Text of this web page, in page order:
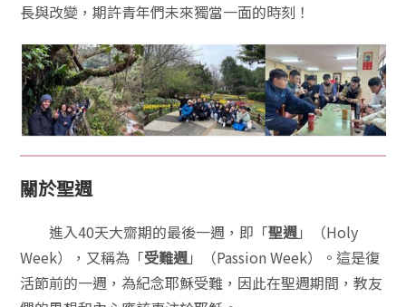
長與改變，期許青年們未來獨當一面的時刻！
關於聖週
進入40天大齋期的最後一週，即「聖週」（Holy
Week），又稱為「受難週」（Passion Week）。這是復
活節前的一週，為紀念耶穌受難，因此在聖週期間，教友